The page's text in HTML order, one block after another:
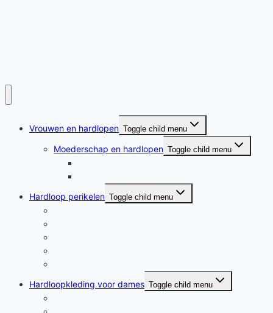
Vrouwen en hardlopen Toggle child menu
Moederschap en hardlopen Toggle child menu
Hardloop perikelen Toggle child menu
Hardloopkleding voor dames Toggle child menu